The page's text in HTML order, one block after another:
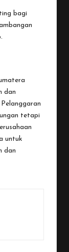
bagi
dan
tetapi
untuk
dan